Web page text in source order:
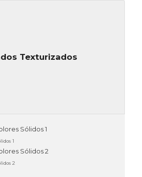
Texturizados
1
2